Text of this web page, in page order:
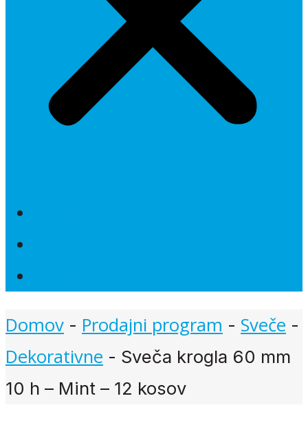
Domov - Prodajni program - Sveče -
Dekorativne - Sveča krogla 60 mm
10 h – Mint – 12 kosov